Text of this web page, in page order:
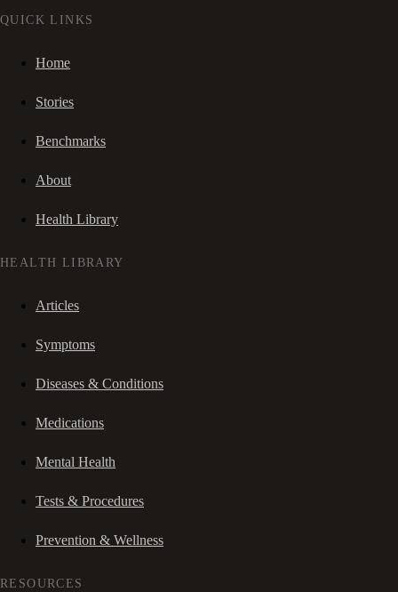
QUICK LINKS
Home
Stories
Benchmarks
About
Health Library
HEALTH LIBRARY
Articles
Symptoms
Diseases & Conditions
Medications
Mental Health
Tests & Procedures
Prevention & Wellness
RESOURCES